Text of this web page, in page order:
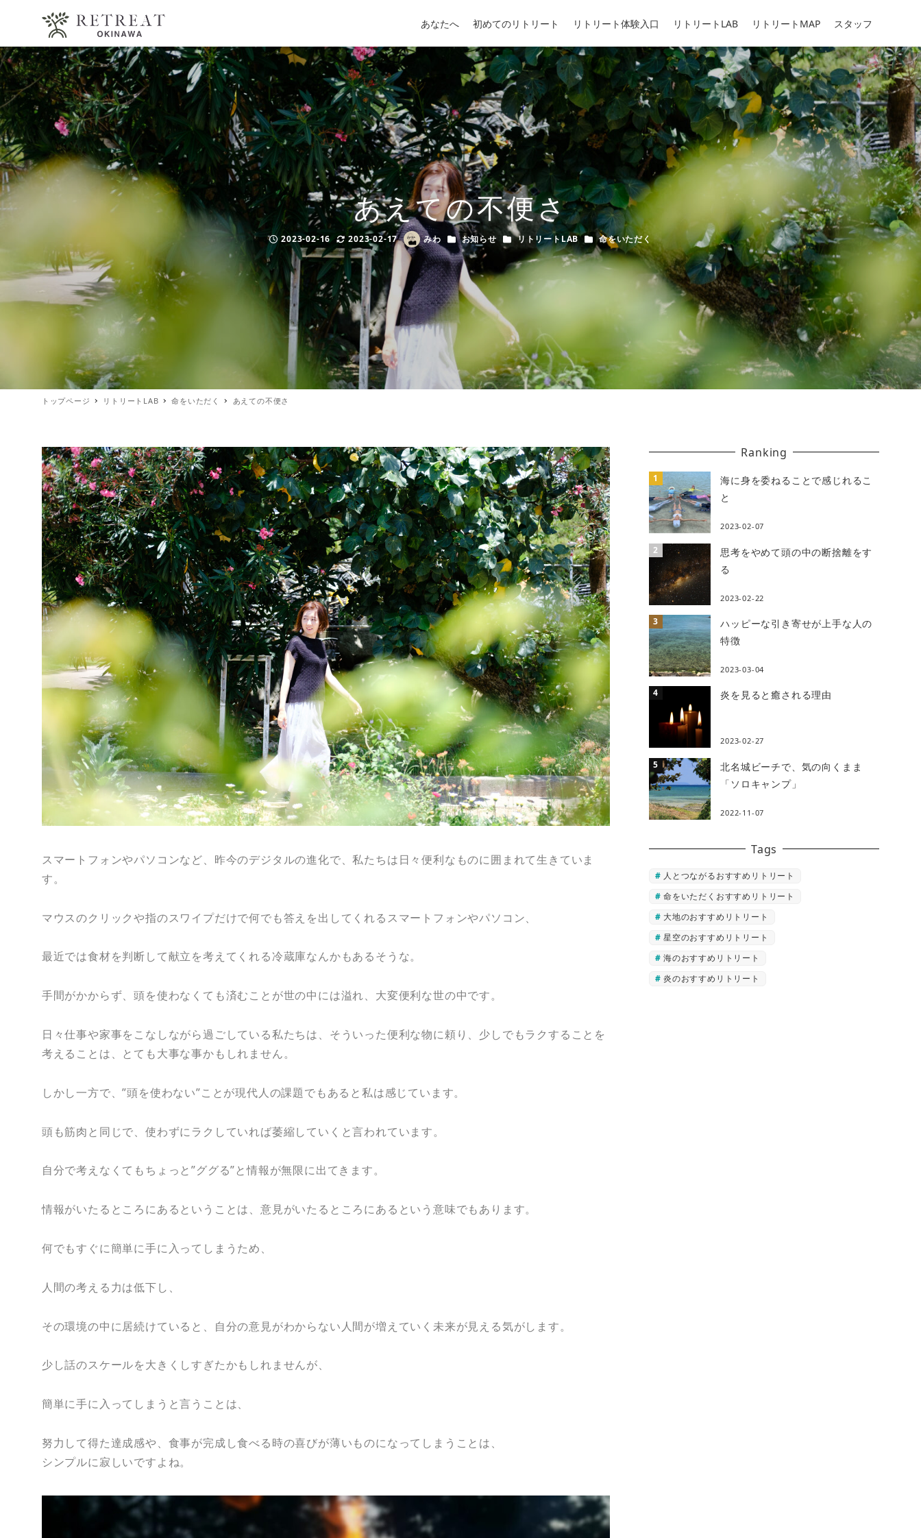
あなたへ 初めてのリトリート リトリート体験入口 リトリートLAB リトリートMAP スタッフ
あえての不便さ
Published
2023-02-16
Modified
2023-02-17
Author
みわ カテゴリー
お知らせ カテゴリー
リトリートLAB カテゴリー
命をいただく
トップページ リトリートLAB 命をいただく あえての不便さ
スマートフォンやパソコンなど、昨今のデジタルの進化で、私たちは日々便利なものに囲まれて生きていま
す。
マウスのクリックや指のスワイプだけで何でも答えを出してくれるスマートフォンやパソコン、
最近では食材を判断して献立を考えてくれる冷蔵庫なんかもあるそうな。
手間がかからず、頭を使わなくても済むことが世の中には溢れ、大変便利な世の中です。
日々仕事や家事をこなしながら過ごしている私たちは、そういった便利な物に頼り、少しでもラクすることを
考えることは、とても大事な事かもしれません。
しかし一方で、”頭を使わない”ことが現代人の課題でもあると私は感じています。
頭も筋肉と同じで、使わずにラクしていれば萎縮していくと言われています。
自分で考えなくてもちょっと”ググる”と情報が無限に出てきます。
情報がいたるところにあるということは、意見がいたるところにあるという意味でもあります。
何でもすぐに簡単に手に入ってしまうため、
人間の考える力は低下し、
その環境の中に居続けていると、自分の意見がわからない人間が増えていく未来が見える気がします。
少し話のスケールを大きくしすぎたかもしれませんが、
簡単に手に入ってしまうと言うことは、
努力して得た達成感や、食事が完成し食べる時の喜びが薄いものになってしまうことは、
シンプルに寂しいですよね。
Ranking
海に身を委ねることで感じれるこ
と
2023-02-07
思考をやめて頭の中の断捨離をす
る
2023-02-22
ハッピーな引き寄せが上手な人の
特徴
2023-03-04
炎を見ると癒される理由
2023-02-27
北名城ビーチで、気の向くまま
「ソロキャンプ」
2022-11-07
Tags
人とつながるおすすめリトリート
命をいただくおすすめリトリート
大地のおすすめリトリート
星空のおすすめリトリート
海のおすすめリトリート
炎のおすすめリトリート